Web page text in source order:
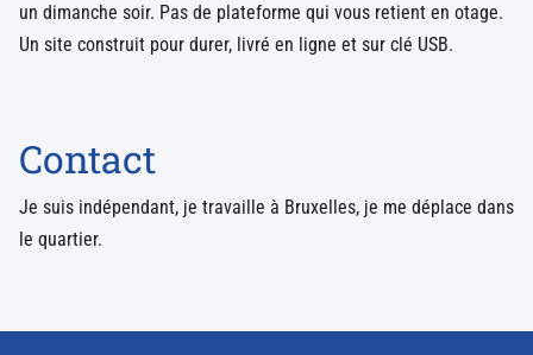
un dimanche soir. Pas de plateforme qui vous retient en otage.
Un site construit pour durer, livré en ligne et sur clé USB.
Contact
Je suis indépendant, je travaille à Bruxelles, je me déplace dans
le quartier.